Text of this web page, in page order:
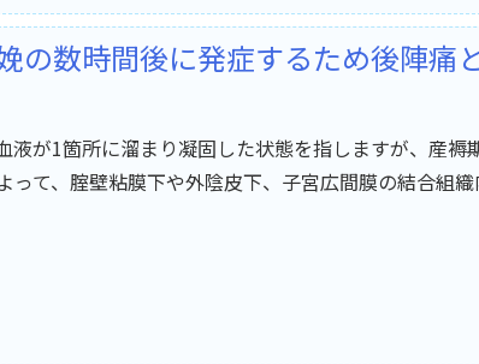
の数時間後に発症するため後陣痛
液が1箇所に溜まり凝固した状態を指しますが、産褥
って、腟壁粘膜下や外陰皮下、子宮広間膜の結合組